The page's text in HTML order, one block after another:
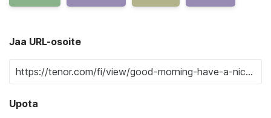
Jaa URL-osoite
Upota